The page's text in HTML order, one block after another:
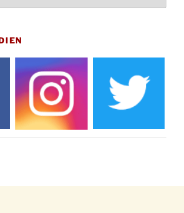
um 11:15 Uhr
Ev. Gemeindehaus von 14-16:30 Uhr
des Honterus Chors im
um 19:00 Uhr
im Ev. Gemeindehaus von 10-
um 19:00 Uhr